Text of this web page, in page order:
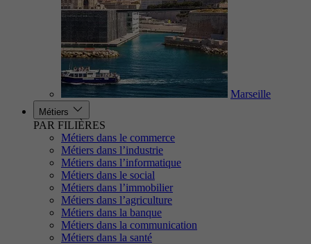
Marseille
Métiers
PAR FILIÈRES
Métiers dans le commerce
Métiers dans l’industrie
Métiers dans l’informatique
Métiers dans le social
Métiers dans l’immobilier
Métiers dans l’agriculture
Métiers dans la banque
Métiers dans la communication
Métiers dans la santé